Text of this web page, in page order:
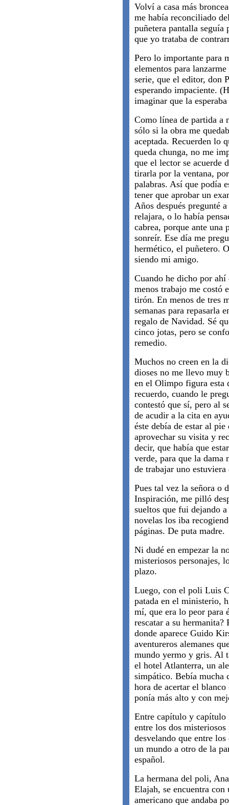
Volví a casa más
me había reconciliado
puñetera pantalla seguía
que yo trataba de
Pero lo importante para
elementos para
serie, que el editor, don
esperando impaciente.
imaginar que la
Como línea de partida a
sólo si la obra me
aceptada. Recuerden lo
queda chunga, no me
que el lector se acuerde
tirarla por la ventana,
palabras. Así que podía
tener que aprobar un
Años después pregunté
relajara, o lo había
cabrea, porque ante una
sonreír. Ese día me
hermético, el puñetero.
siendo mi amigo.
Cuando he dicho por
menos trabajo me costó
tirón. En menos de tres
semanas para repasarla
regalo de Navidad. Sé
cinco jotas, pero se
remedio.
Muchos no creen en la
dioses no me llevo muy
en el Olimpo figura esta
recuerdo, cuando le
contestó que sí, pero al
de acudir a la cita en
éste debía de estar al
aprovechar su visita y
decir, que había que
verde, para que la dama
de trabajar uno
Pues tal vez la señora o
Inspiración, me pilló
sueltos que fui dejando
novelas los iba
páginas. De puta madre.
Ni dudé en empezar la
misteriosos personajes,
plazo.
Luego, con el poli Luis
patada en el ministerio,
mí, que era lo peor para
rescatar a su hermanita?
donde aparece Guido
aventureros alemanes
mundo yermo y gris. Al
el hotel Atlanterra, un
simpático. Bebía mucha
hora de acertar el
ponía más alto y con
Entre capítulo y capítulo
entre los dos
desvelando que entre
un mundo a otro de la
español.
La hermana del poli,
Elajah, se encuentra con
americano que andaba